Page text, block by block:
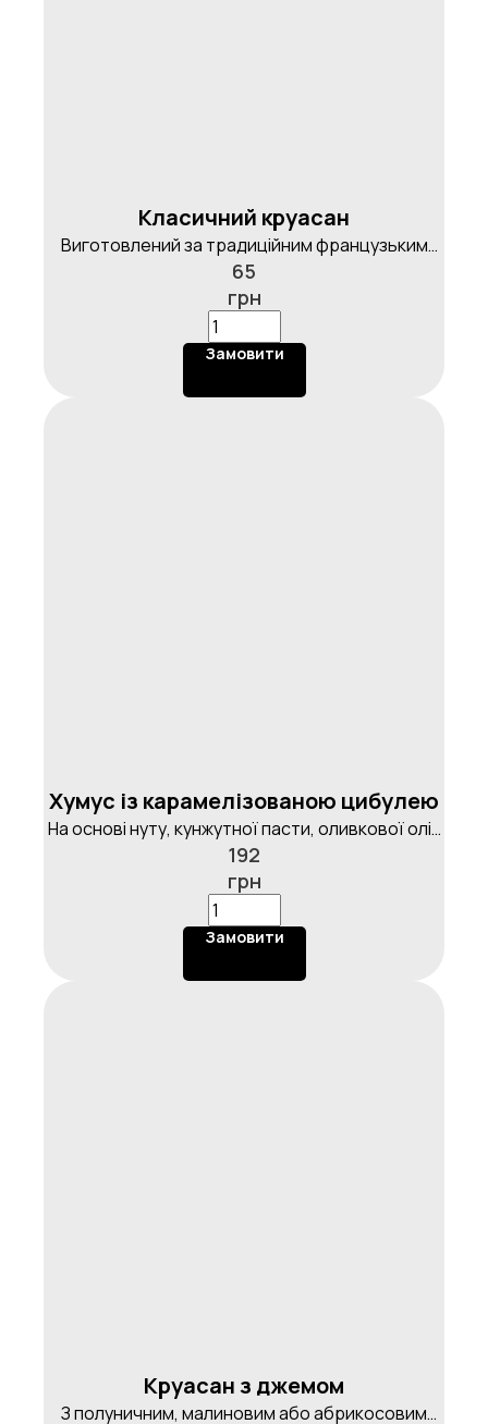
Класичний круасан
Виготовлений за традиційним французьким
рецептом, на вершковому маслі, 60г.
65
грн
Замовити
Хумус із карамелізованою цибулею
На основі нуту, кунжутної пасти, оливкової олії,
пікантного перцю чилі, кмину та часнику, з
карамелізованою цибулею та круасаном,
100/50г.
192
грн
Замовити
Круасан з джемом
З полуничним, малиновим або абрикосовим